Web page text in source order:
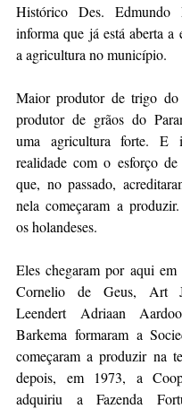
Histórico Des. Edmundo
informa que já está aberta a
a agricultura no município.
Maior produtor de trigo
produtor de grãos do
uma agricultura forte. E
realidade com o esforço de
que, no passado,
nela começaram a
os holandeses.
Eles chegaram por aqui
Cornelio de Geus, Art
Leendert Adriaan
Barkema formaram a
começaram a produzir na
depois, em 1973, a
adquiriu a Fazenda